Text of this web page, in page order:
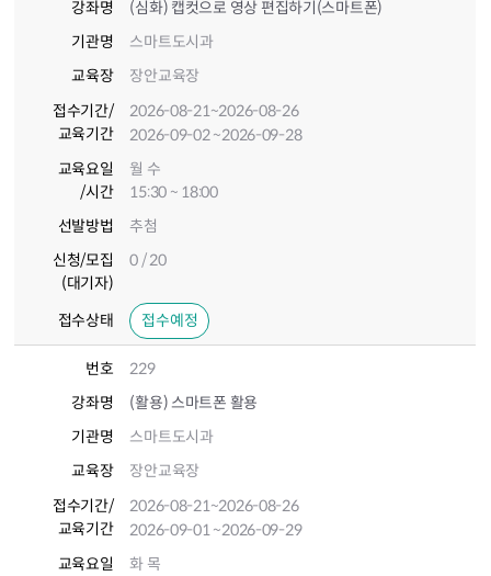
강좌명
(심화) 캡컷으로 영상 편집하기(스마트폰)
기관명
스마트도시과
교육장
장안교육장
접수기간/
교육기간
2026-08-21~2026-08-26
2026-09-02~2026-09-28
교육요일
/시간
월 수
15:30 ~ 18:00
선발방법
추첨
신청/모집
(대기자)
0 / 20
접수상태 접수예정
번호
229
강좌명
(활용) 스마트폰 활용
기관명
스마트도시과
교육장
장안교육장
접수기간/
교육기간
2026-08-21~2026-08-26
2026-09-01~2026-09-29
교육요일
화 목